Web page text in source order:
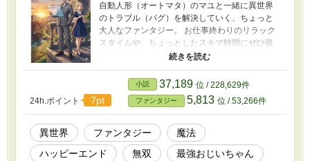
自動人形（オートマタ）のマユと一緒に異世界
のトラブル（バグ）を解決していく、ちょっと
大人なファンタジー。 お仕事終わりのリラック
スタイムや、ちょっとしたスキマ時間にぜひ覗
きに来てくださいね！ あらすじ抜粋 四十年間、
世界を股にかけ戦い抜いた商社マン・岩本道
雄。 彼が定年後にたどり着いたのは、未開の地
ではなく「不具合（バグ）」だらけの異世界だ
った。 「呪い？ いえ、これはただの入力ミスで
す」 魔法の杖の代わりに最新端末『デバッガ
ー』を掲げ、老紳士は今日もロジックで世界を
最適化していく。 伝説の賢者と勘違いされなが
らも、渋すぎる「余生（ビジネス）」が今、幕
24h.ポイント 7pt
小説 37,189 位 / 228,629件
ファンタジー 5,813 位 / 53,266件
異世界 ファンタジー
魔法
ハッピーエンド
無双
最強おじいちゃん